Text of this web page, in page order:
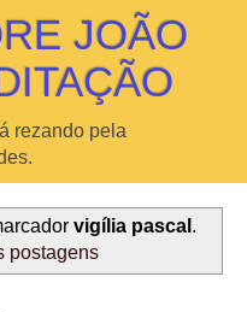
JOÃO
rezando pela
vigília pascal .
postagens